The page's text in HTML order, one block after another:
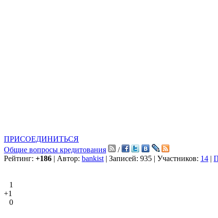
ПРИСОЕДИНИТЬСЯ
Общие вопросы кредитования
/
Рейтинг: +186 | Автор: bankist | Записей: 935 | Участников: 14 |
1
+1
0